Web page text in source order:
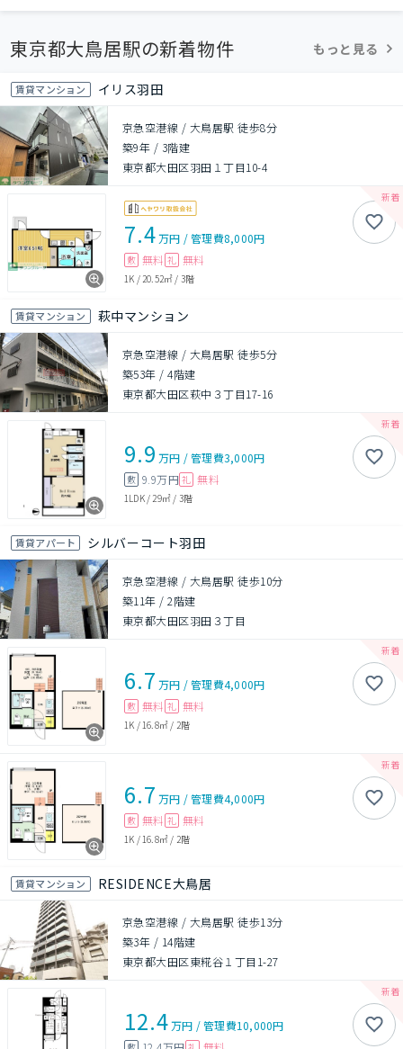
東京都大鳥居駅の新着物件 もっと見る
賃貸マンション イリス羽田
京急空港線 / 大鳥居駅 徒歩8分
築9年 / 3階建
東京都大田区羽田１丁目10-4
7.4万円 /管理費8,000円
敷 無料 礼 無料
1K /20.52㎡ / 3階
賃貸マンション 萩中マンション
京急空港線 / 大鳥居駅 徒歩5分
築53年 /4階建
東京都大田区萩中３丁目17-16
9.9 万円 /管理費3,000円
敷 9.9万円 礼 無料
1LDK/ 29㎡ / 3階
賃貸アパート シルバーコート羽田
京急空港線 / 大鳥居駅 徒歩10分
築11年 /2階建
東京都大田区羽田３丁目
6.7 万円 /管理費4,000円
敷 無料 礼 無料
1K / 16.8㎡ / 2階
6.7 万円 /管理費4,000円
敷 無料 礼 無料
1K / 16.8㎡ / 2階
賃貸マンション RESIDENCE大鳥居
京急空港線 / 大鳥居駅 徒歩13分
築3年 / 14階建
東京都大田区東糀谷１丁目1-27
12.4万円 /管理費10,000円
敷 礼